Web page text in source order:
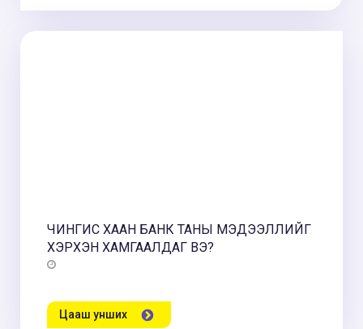
ЧИНГИС ХААН БАНК ТАНЫ МЭДЭЭЛЛИЙГ
ХЭРХЭН ХАМГААЛДАГ ВЭ?
Цааш унших